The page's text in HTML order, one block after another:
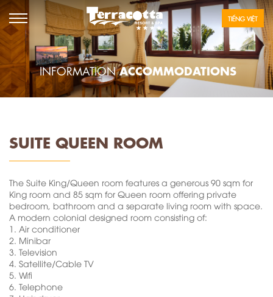
TIẾNG VIỆT
INFORMATIONACCOMMODATIONS
SUITE QUEEN ROOM
The Suite King/Queen room features a generous 90 sqm for
King room and 85 sqm for Queen room offering private
bedroom, bathroom and a separate living room with space.
A modern colonial designed room consisting of:
1. Air conditioner
2. Minibar
3. Television
4. Satellite/Cable TV
5. Wifi
6. Telephone